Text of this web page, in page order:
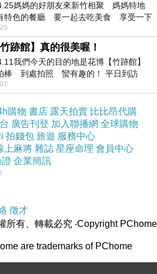
媽媽的好朋友來新竹相聚 媽媽特地
特色的餐廳 要一起去吃美食 享受一下
跡館】真的很美喔！
我們今天的目的地是花博【竹跡館】
棒 到處拍照 蠻有趣的！ 平日到訪
購物 書店 露天拍賣 比比昂代購
廣告刊登 加入聯播網 全球購物
拍錢包 旅遊 服務中心
上麻將 雜誌 星座命理 會員中心
企業簡訊
徵才
所有、轉載必究 ‧Copyright PChome
are trademarks of PChome